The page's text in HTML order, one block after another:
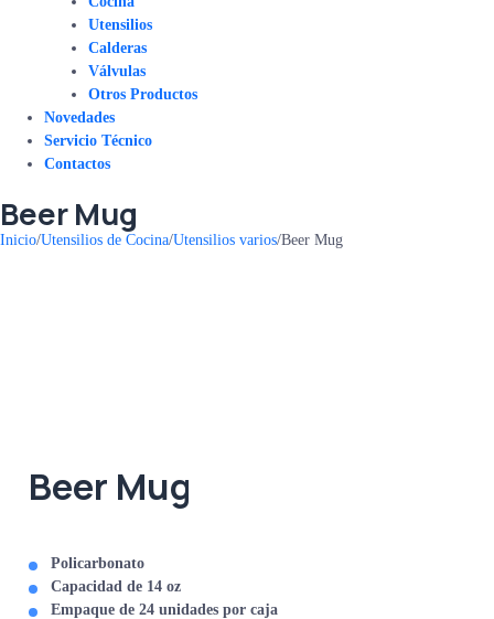
Utensilios
Calderas
Válvulas
Otros Productos
Novedades
Servicio Técnico
Contactos
Beer Mug
Inicio/Utensilios de Cocina/Utensilios varios/Beer Mug
Beer Mug
Policarbonato
Capacidad de 14 oz
Empaque de 24 unidades por caja